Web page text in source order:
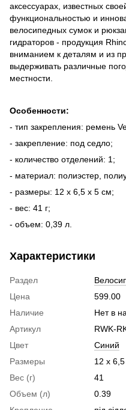
аксессуарах, известных
функциональностью и
велосипедных сумок и
гидраторов - продукция
вниманием к деталям и из
выдерживать различные
местности.
Особенности:
- тип закрепления: ремень
- закрепление: под седло;
- количество отделений: 1;
- материал: полиэстер,
- размеры: 12 x 6,5 x 5 см;
- вес: 41 г;
- объем: 0,39 л.
Характеристики
Раздел
Цена
599.00
Наличие
Нет в
Артикул
RWK-
Цвет
Синий
Размеры
12 x
Вес (г)
41
Объем (л)
0.39